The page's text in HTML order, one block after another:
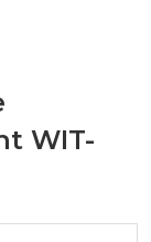
WIT-